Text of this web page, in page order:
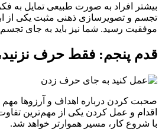
بیشتر افراد به صورت طبیعی تمایل به
تجسم و تصویرسازی ذهنی مثبت یکی از
موفقیت رسید. شما نیز باید به جای
قدم پنجم: فقط حرف
صحبت کردن درباره اهداف و آرزوها مهم
اقدام و عمل کردن یکی از مهم‌ترین
با شروع کار، مسیر هموارتر خواهد شد.